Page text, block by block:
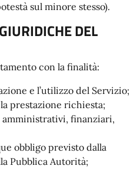
sul minore stesso).
DEL
con la finalità:
e l’utilizzo del Servizio;
prestazione richiesta;
finanziari,
obbligo previsto dalla
Pubblica Autorità;